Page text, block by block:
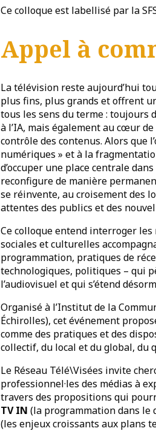
Ce colloque est labellisé par la
Appel à
La télévision reste aujourd’hui
plus fins, plus grands et offrent
tous les sens du terme : toujours
à l’IA, mais également au cœur
contrôle des contenus. Alors que
numériques » et à la
d’occuper une place centrale
reconfigure de manière
se réinvente, au croisement des
attentes des publics et des
Ce colloque entend interroger
sociales et culturelles
programmation, pratiques de
technologiques, politiques – qui
l’audiovisuel et qui s’étend
Organisé à l’Institut de la
Échirolles), cet événement
comme des pratiques et des
collectif, du local et du global, du
Le Réseau Télé\Visées invite
professionnel·les des médias à
travers des propositions qui
TV IN (la programmation dans le
(les enjeux croissants aux plans